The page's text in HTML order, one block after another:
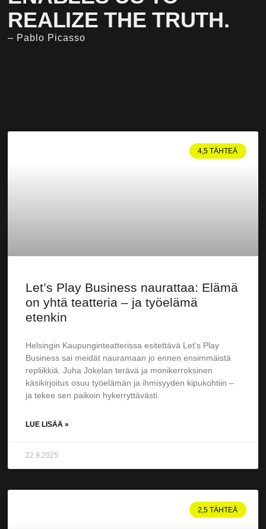
REALIZE THE TRUTH.
– Pablo Picasso
4,5 TÄHTEÄ
Let’s Play Business naurattaa: Elämä
on yhtä teatteria – ja työelämä
etenkin
Helsingin Kaupunginteatterissa esitettävä Let’s Play
Business sai meidät nauramaan jo ennen ensimmäistä
repliikkiä. Juha Jokelan terävä ja monikerroksinen
käsikirjoitus osuu työelämän ja ihmisyyden kipukohtiin –
ja tekee sen paikoin hykerryttävästi.
LUE LISÄÄ »
22.9.2025
2,5 TÄHTEÄ